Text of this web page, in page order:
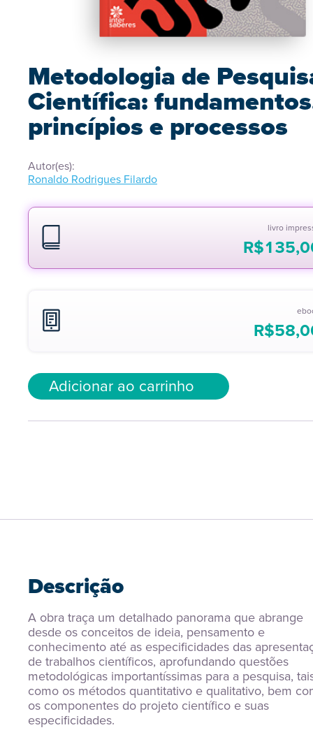
Metodologia de
Científica:
princípios e processos
Autor(es):
Ronaldo Rodrigues Filardo
livro
R$
R$
Adicionar ao carrinho
Descrição
A obra traça um detalhado panorama que abrange
desde os conceitos de ideia, pensamento e
conhecimento até as especificidades das
de trabalhos científicos, aprofundando questões
metodológicas importantíssimas para a pesquisa,
como os métodos quantitativo e qualitativo, bem
os componentes do projeto científico e suas
especificidades.